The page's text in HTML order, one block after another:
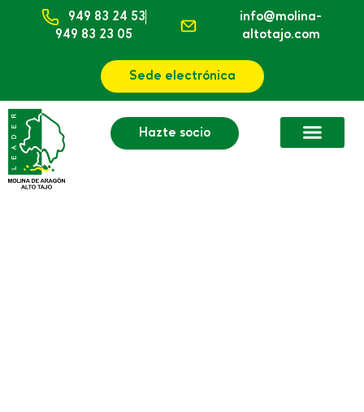
949 83 24 53
949 83 23 05
info@molina-
altotajo.com
Sede electrónica
Hazte socio